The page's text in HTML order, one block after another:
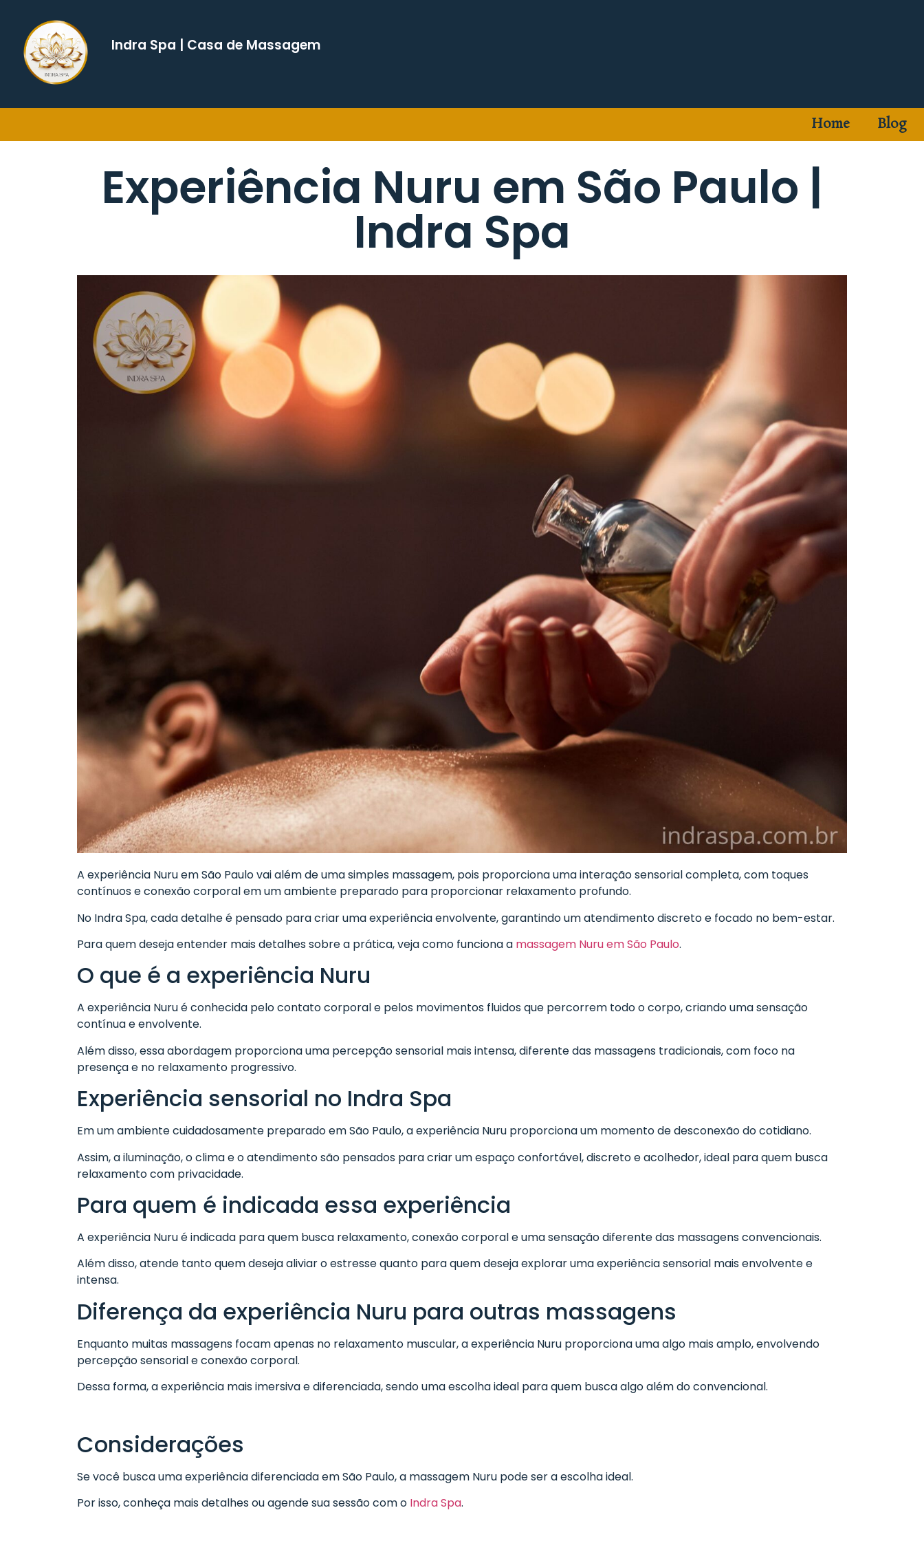
Indra Spa | Casa de Massagem
Home Blog
Experiência Nuru em São Paulo |
Indra Spa
A experiência Nuru em São Paulo vai além de uma simples massagem, pois proporciona uma interação sensorial completa, com toques
contínuos e conexão corporal em um ambiente preparado para proporcionar relaxamento profundo.
No Indra Spa, cada detalhe é pensado para criar uma experiência envolvente, garantindo um atendimento discreto e focado no bem-estar.
Para quem deseja entender mais detalhes sobre a prática, veja como funciona a massagem Nuru em São Paulo.
O que é a experiência Nuru
A experiência Nuru é conhecida pelo contato corporal e pelos movimentos fluidos que percorrem todo o corpo, criando uma sensação
contínua e envolvente.
Além disso, essa abordagem proporciona uma percepção sensorial mais intensa, diferente das massagens tradicionais, com foco na
presença e no relaxamento progressivo.
Experiência sensorial no Indra Spa
Em um ambiente cuidadosamente preparado em São Paulo, a experiência Nuru proporciona um momento de desconexão do cotidiano.
Assim, a iluminação, o clima e o atendimento são pensados para criar um espaço confortável, discreto e acolhedor, ideal para quem busca
relaxamento com privacidade.
Para quem é indicada essa experiência
A experiência Nuru é indicada para quem busca relaxamento, conexão corporal e uma sensação diferente das massagens convencionais.
Além disso, atende tanto quem deseja aliviar o estresse quanto para quem deseja explorar uma experiência sensorial mais envolvente e
intensa.
Diferença da experiência Nuru para outras massagens
Enquanto muitas massagens focam apenas no relaxamento muscular, a experiência Nuru proporciona uma algo mais amplo, envolvendo
percepção sensorial e conexão corporal.
Dessa forma, a experiência mais imersiva e diferenciada, sendo uma escolha ideal para quem busca algo além do convencional.
Considerações
Se você busca uma experiência diferenciada em São Paulo, a massagem Nuru pode ser a escolha ideal.
Por isso, conheça mais detalhes ou agende sua sessão com o Indra Spa.